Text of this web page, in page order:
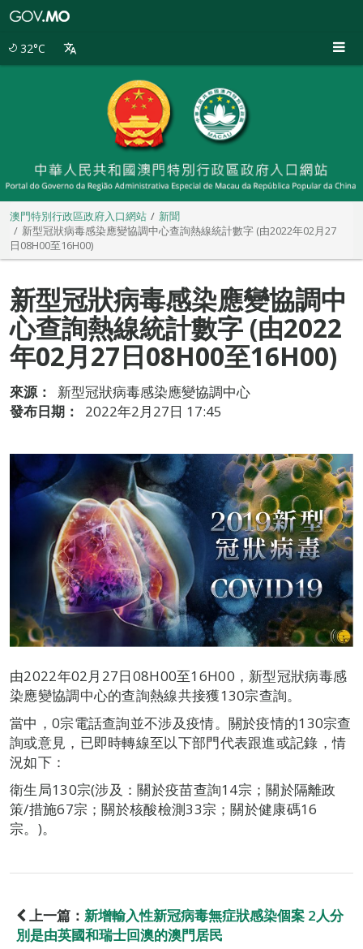
32°C
澳門特別行政區政府入口網站
新聞
新型冠狀病毒感染應變協調中心查詢熱線統計數字 (由2022年02月27
日08H00至16H00)
新型冠狀病毒感染應變協調中
心查詢熱線統計數字 (由2022
年02月27日08H00至16H00)
來源：
新型冠狀病毒感染應變協調中心
發布日期：
2022年2月27日 17:45
由2022年02月27日08H00至16H00，新型冠狀病毒感
染應變協調中心的查詢熱線共接獲130宗查詢。
當中，0宗電話查詢並不涉及疫情。關於疫情的130宗查
詢或意見，已即時轉線至以下部門代表跟進或記錄，情
況如下：
衛生局130宗(涉及：關於疫苗查詢14宗；關於隔離政
策/措施67宗；關於核酸檢測33宗；關於健康碼16
宗。)。
上一篇： 新增輸入性新冠病毒無症狀感染個案 2人分
別是由英國和瑞士回澳的澳門居民